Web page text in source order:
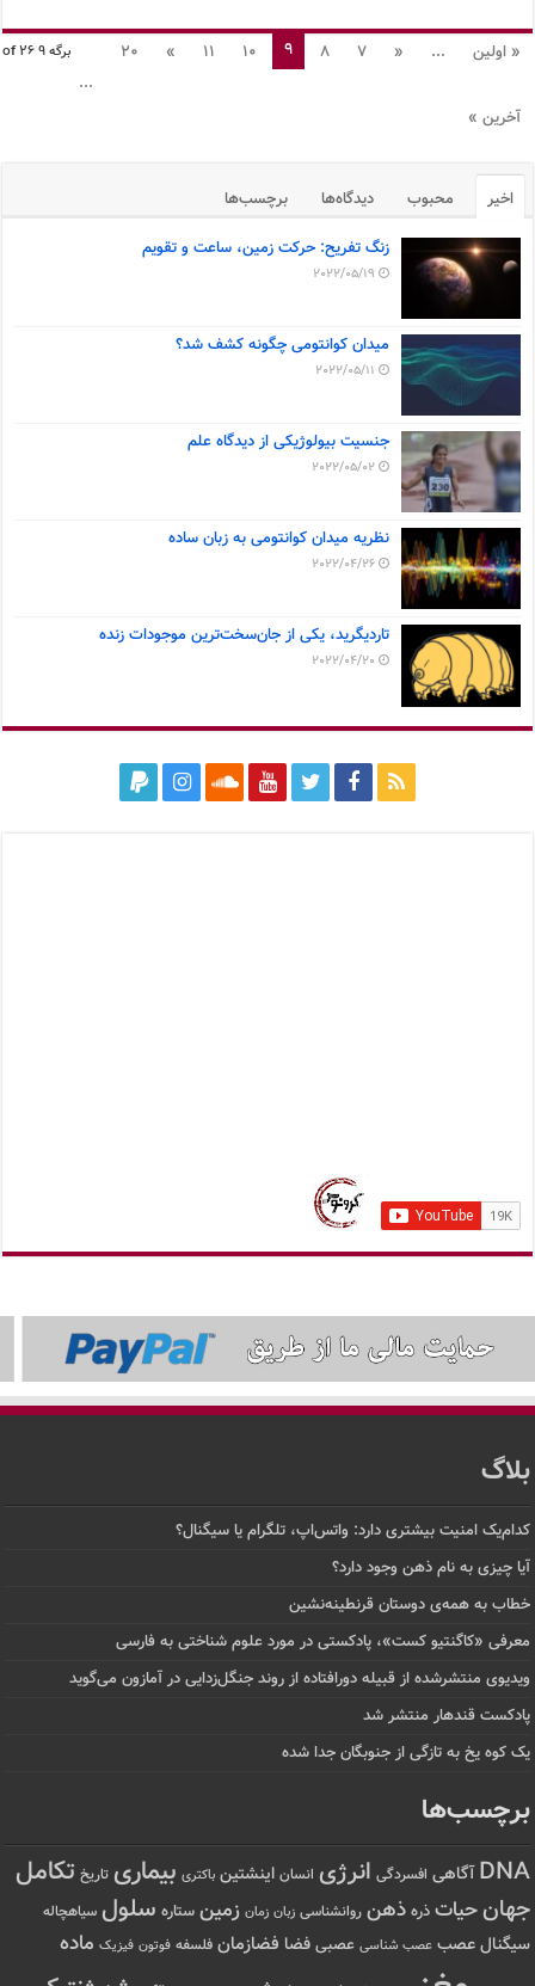
برگه 9 of 26 « اولین ...
«
7
8
9
10
11
»
20
...
آخرین »
اخیر محبوب دیدگاه‌ها برچسب‌ها
زنگ تفریح: حرکت زمین، ساعت و تقویم
2022/05/19
میدان کوانتومی چگونه کشف شد؟
2022/05/11
جنسیت بیولوژیکی از دیدگاه علم
2022/05/02
نظریه میدان کوانتومی به زبان ساده
2022/04/26
تاردیگرید، یکی از جان‌سخت‌ترین موجودات زنده
2022/04/20
بلاگ
کدام‌یک امنیت بیشتری دارد: واتس‌اپ، تلگرام یا سیگنال؟
آیا چیزی به نام ذهن وجود دارد؟
خطاب به همه‌ی دوستان قرنطینه‌نشین
معرفی «کاگنتیو کست»، پادکستی در مورد علوم شناختی به فارسی
ویدیوی منتشرشده از قبیله دورافتاده‌ از روند جنگل‌زدایی در آمازون می‌گوید
پادکست قندهار منتشر شد
یک کوه یخ به تازگی از جنوبگان جدا شده
برچسب‌ها
DNA آگاهی افسردگی انرژی انسان اینشتین باکتری بیماری تاریخ تکامل
جهانحیات ذره ذهن روانشناسی زبان زمان زمین ستاره سلول سیاهچاله
سیگنال عصب عصب شناسی عصبی فضا فضازمان فلسفه فوتون فیزیک ماده